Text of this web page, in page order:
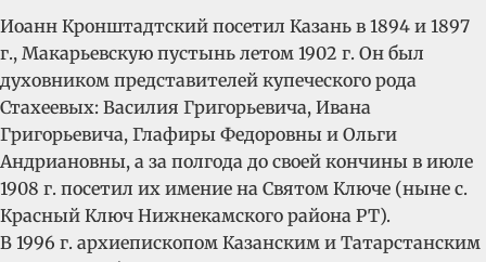
Иоанн Кронштадтский посетил Казань в 1894 и 1897
г., Макарьевскую пустынь летом 1902 г. Он был
духовником представителей купеческого рода
Стахеевых: Василия Григорьевича, Ивана
Григорьевича, Глафиры Федоровны и Ольги
Андриановны, а за полгода до своей кончины в июле
1908 г. посетил их имение на Святом Ключе (ныне с.
Красный Ключ Нижнекамского района РТ).
В 1996 г. архиепископом Казанским и Татарстанским